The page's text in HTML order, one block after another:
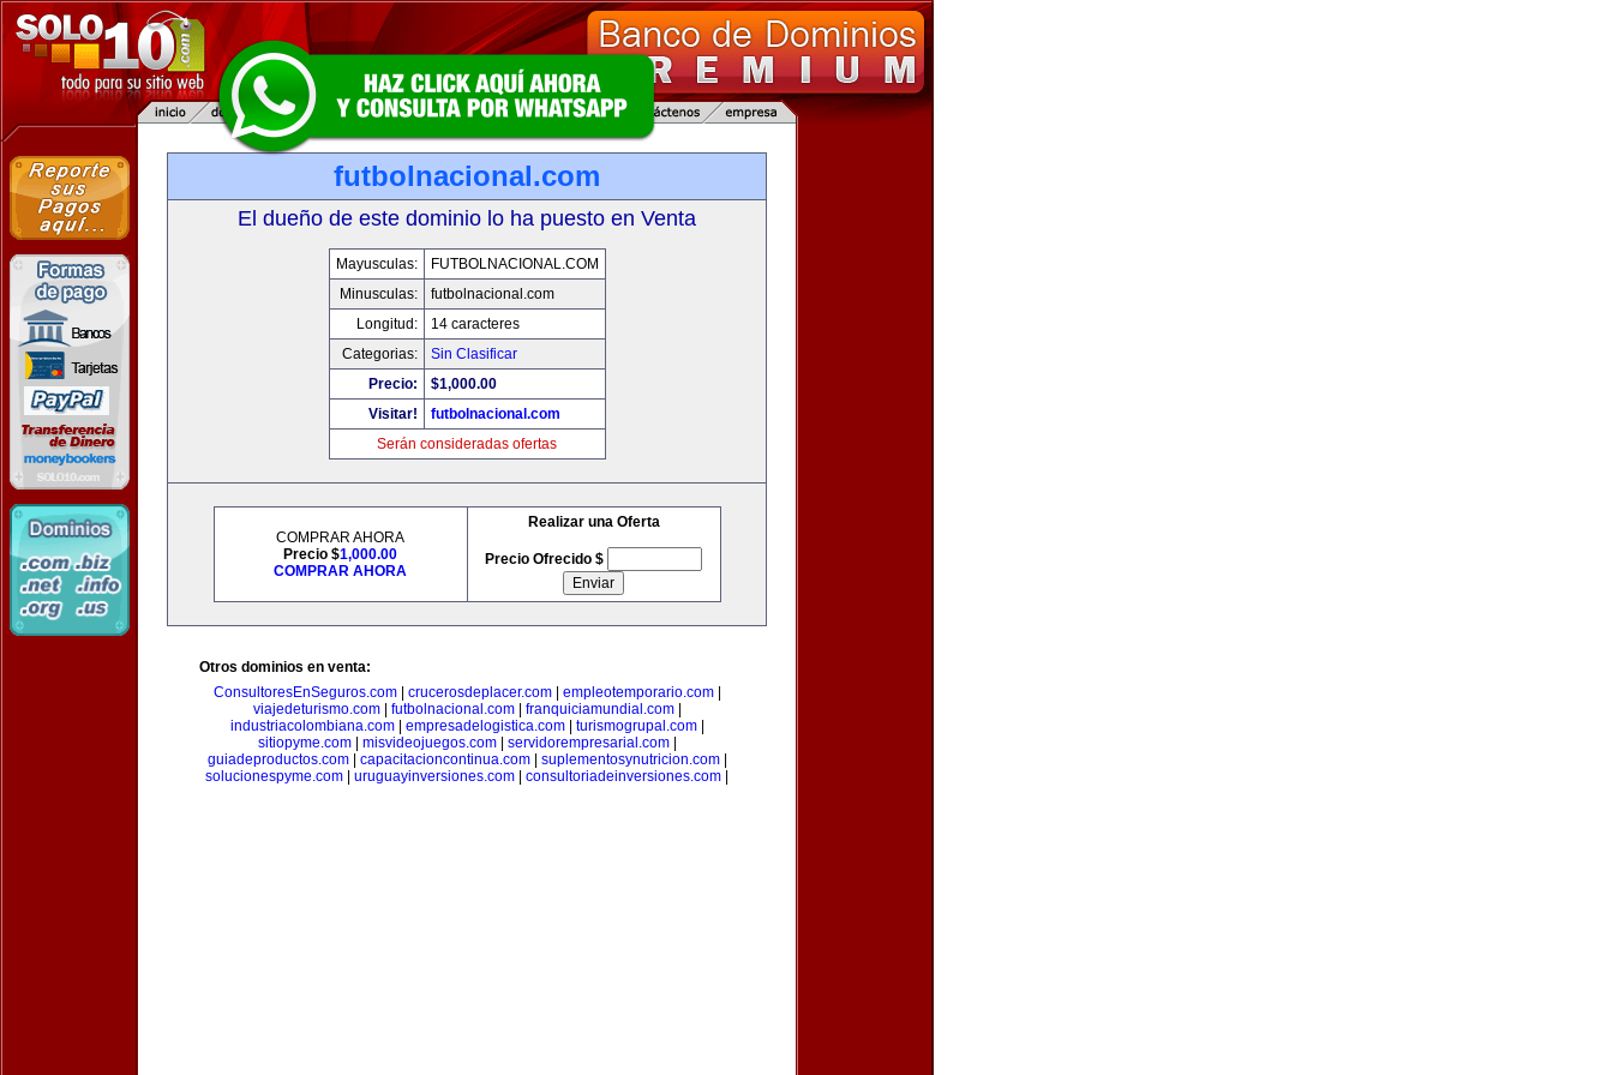
futbolnacional.com
El dueño de este dominio lo ha puesto en Venta
Mayusculas:
FUTBOLNACIONAL.COM
Minusculas:
futbolnacional.com
Longitud:
14 caracteres
Categorias:
Sin Clasificar
Precio:
$1,000.00
Visitar!
futbolnacional.com
Serán consideradas ofertas
COMPRAR AHORA
Precio $1,000.00
COMPRAR AHORA
Realizar una Oferta
Precio Ofrecido $
Otros dominios en venta:
ConsultoresEnSeguros.com| crucerosdeplacer.com| empleotemporario.com|
viajedeturismo.com| futbolnacional.com| franquiciamundial.com|
industriacolombiana.com| empresadelogistica.com| turismogrupal.com|
sitiopyme.com| misvideojuegos.com| servidorempresarial.com|
guiadeproductos.com| capacitacioncontinua.com| suplementosynutricion.com|
solucionespyme.com
uruguayinversiones.com consultoriadeinversiones.com